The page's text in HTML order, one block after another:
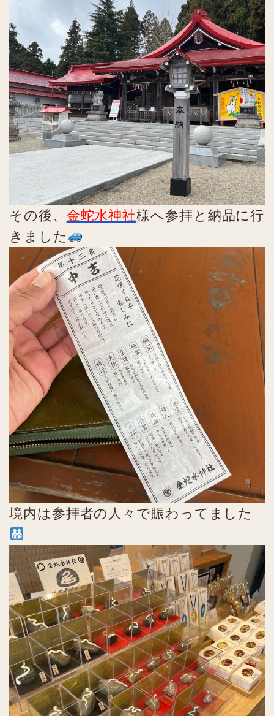
その後、 金蛇水神社様へ参拝と納品に行
きました
境内は参拝者の人々で賑わってました